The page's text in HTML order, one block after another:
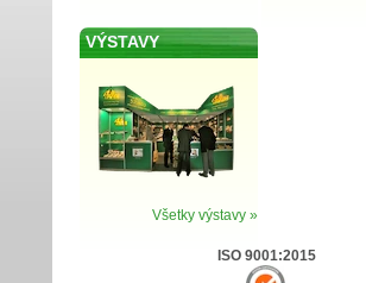
VÝSTAVY
Všetky výstavy »
ISO 9001:2015